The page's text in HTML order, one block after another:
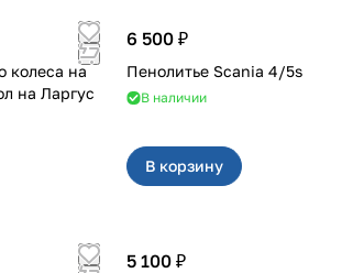
колеса на
дверные петли и чехол на Ларгус
6 500 ₽
Пенолитье Scania 4/5s
В наличии
В корзину
5 100 ₽